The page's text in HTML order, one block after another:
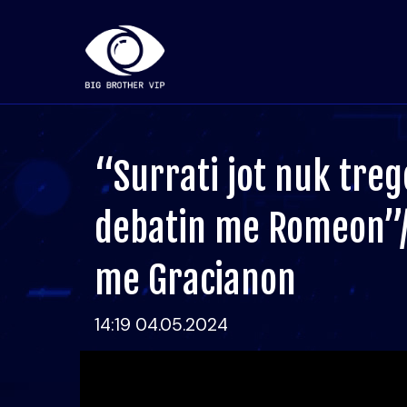
“Surrati jot nuk
debatin me
me Gracianon
14:19 04.05.2024